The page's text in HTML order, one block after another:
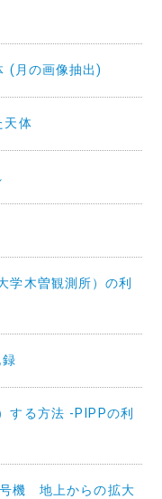
(月の画像抽出)
天体
学木曽観測所）の利
する方法 -PIPPの利
機 地上からの拡大